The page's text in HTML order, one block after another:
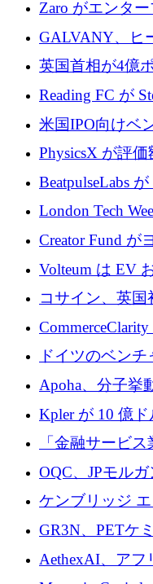
Zaro がエンタ
するために 510
GALVANY、ヒ
ドラウンドで
英国首相が4億
国の新興企業は
まる」
Reading FC が
協力して AI
米国IPO向けベ
PhysicsX が評
達
BeatpulseLabs
張するために
London Tech
ノロジーがヨー
来を形作る場所
Creator Fund が
するために
Volteum は EV
供給するために
コサイン、英
で業界の支援を
ドイツのベン
スタートアップ
の資本シフトを
Apoha、分子挙
リジェンス」を
かけてステルス
Kpler が 10 億ド
Contentful を買
ンを開始
「金融サービ
いる」と「欧州
スが語る
OQC、JPモル
界のフィンテッ
するために
上げ
ケンブリッジ
ィープテック創
を構築
GR3N、PETケ
めにシリーズB
AethexAI、ア
ストラクチャを